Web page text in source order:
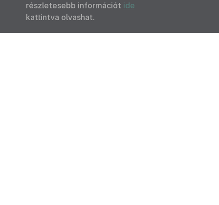
részletesebb információt ide
kattintva olvashat.